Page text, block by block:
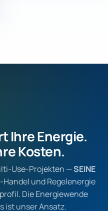
Ihre Energie.
Kosten.
Use-Projekten —SEINE
und Regelenergie
Die Energiewende
ist unser Ansatz.